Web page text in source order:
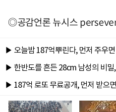
◎공감언론 뉴시스